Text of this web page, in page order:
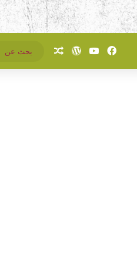
فيسبوك‫YouTube
‫WordPress
مقال عشوائي